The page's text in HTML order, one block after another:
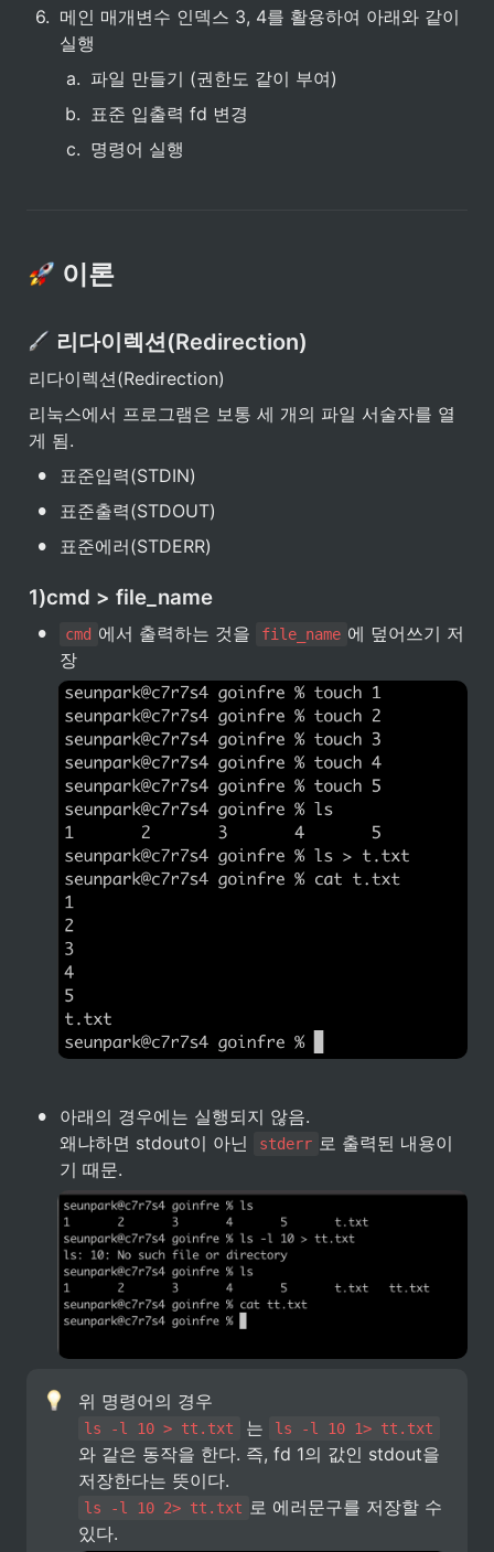
6. 메인 매개변수 인덱스 3, 4를 활용하여 아래와 같이
실행
a. 파일 만들기 (권한도 같이 부여)
b. 표준 입출력 fd 변경
c. 명령어 실행
이론
리다이렉션(Redirection)
리다이렉션(Redirection)
리눅스에서 프로그램은 보통 세 개의 파일 서술자를 열
게 됨.
• 표준입력(STDIN)
• 표준출력(STDOUT)
• 표준에러(STDERR)
1)cmd > file_name
• cmd 에서 출력하는 것을 file_name 에 덮어쓰기 저
장
•
아래의 경우에는 실행되지 않음.
왜냐하면 stdout이 아닌
stderr 로 출력된 내용이
기 때문.
ls -l 10 > tt.txt 는 ls -l 10 1> tt.txt
와 같은 동작을 한다. 즉, fd 1의 값인 stdout을
ls -l 10 2> tt.txt 로 에러문구를 저장할 수
있다.